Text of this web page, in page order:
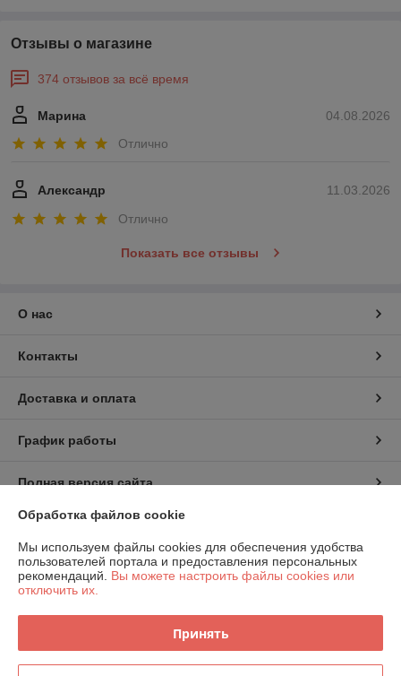
Отзывы о магазине
374 отзывов за всё время
04.08.2026
Марина
Отлично
11.03.2026
Александр
Отлично
Показать все отзывы
О нас
Контакты
Доставка и оплата
График работы
Полная версия сайта
Политика обработки cookies
Сайт создан на платформе Deal.by
Индивидуальный предприниматель:Индивидуальный
предприниматель Шаршавицкий Дмитрий Валерьевич
Обработка файлов cookie
Мы используем файлы cookies для обеспечения удобства
пользователей портала и предоставления персональных
рекомендаций. Вы можете настроить файлы cookies или
отключить их.
Принять